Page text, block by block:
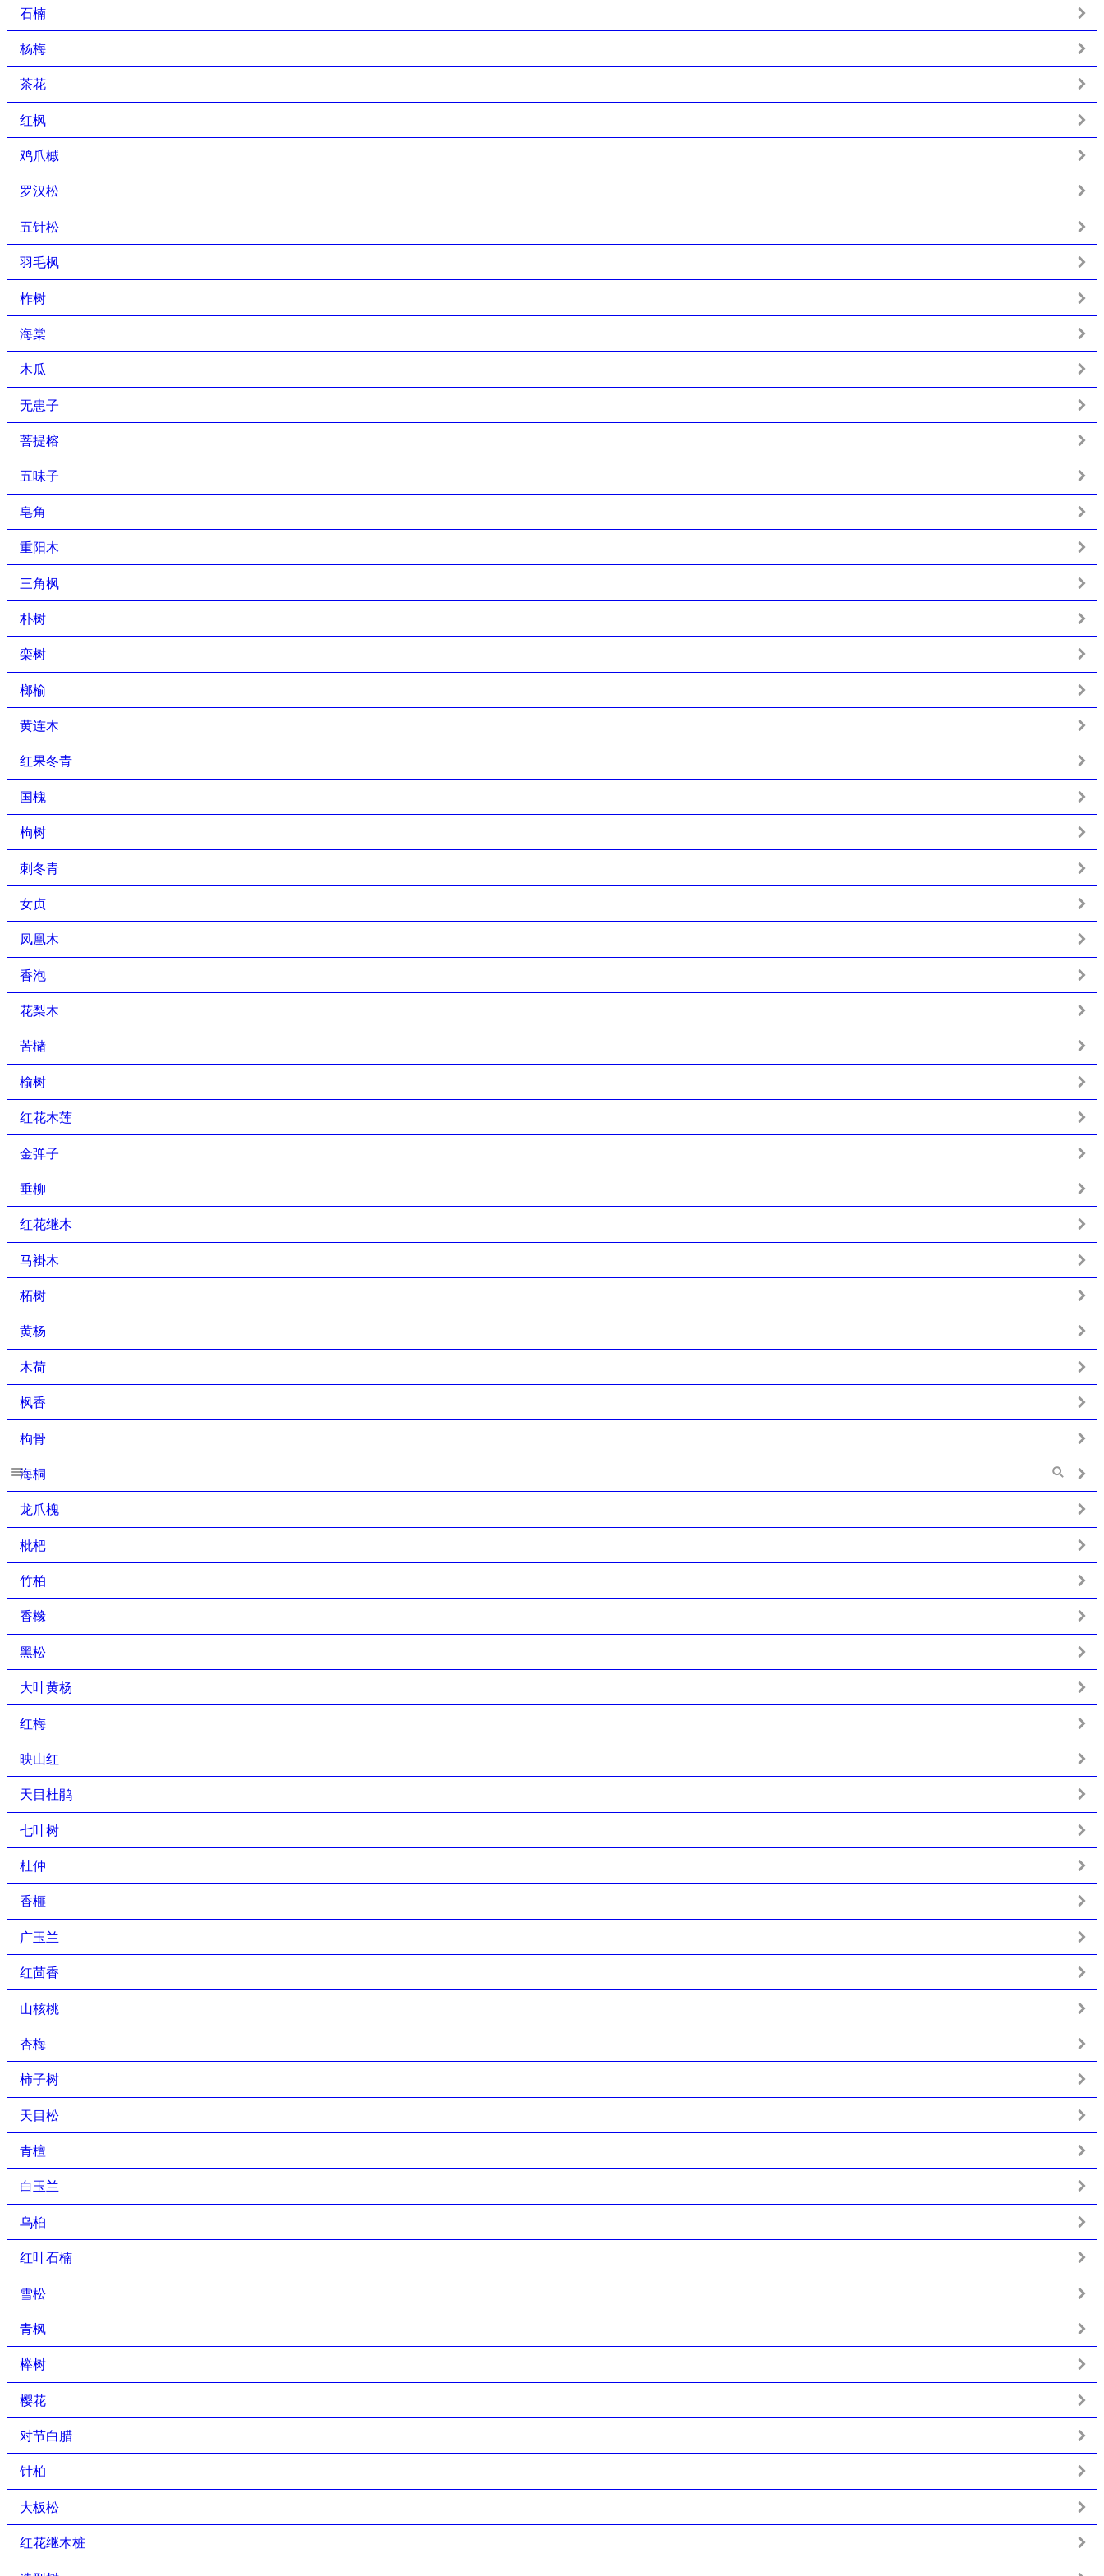
石楠
杨梅
茶花
红枫
鸡爪槭
罗汉松
五针松
羽毛枫
柞树
海棠
木瓜
无患子
菩提榕
五味子
皂角
重阳木
三角枫
朴树
栾树
榔榆
黄连木
红果冬青
国槐
枸树
刺冬青
女贞
凤凰木
香泡
花梨木
苦槠
榆树
红花木莲
金弹子
垂柳
红花继木
马褂木
柘树
黄杨
木荷
枫香
枸骨
海桐
龙爪槐
枇杷
竹柏
香橼
黑松
大叶黄杨
红梅
映山红
天目杜鹃
七叶树
杜仲
香榧
广玉兰
红茴香
山核桃
杏梅
柿子树
天目松
青檀
白玉兰
乌桕
红叶石楠
雪松
青枫
榉树
樱花
对节白腊
针柏
大板松
红花继木桩